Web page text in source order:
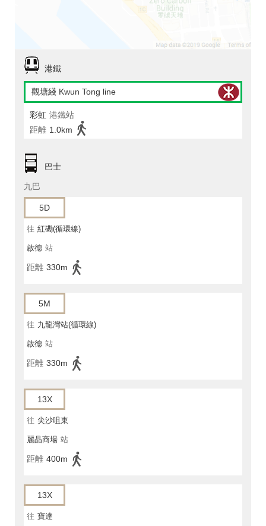
港鐵
觀塘綫 Kwun Tong line
彩虹 港鐵站
距離 1.0km
巴士
九巴
5D
往 紅磡(循環線)
啟德 站
距離 330m
5M
往 九龍灣站(循環線)
啟德 站
距離 330m
13X
往 尖沙咀東
麗晶商場 站
距離 400m
13X
往 寶達